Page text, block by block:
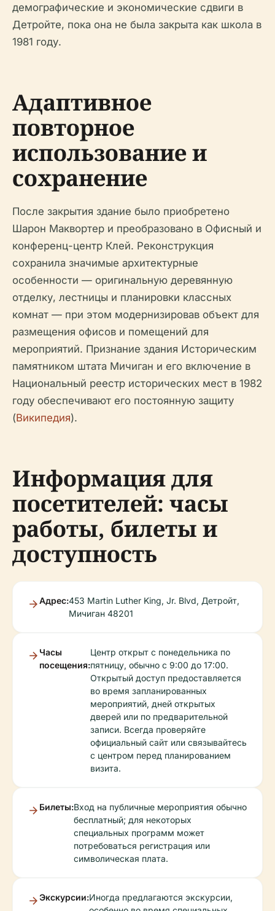
демографические и экономические сдвиги в
Детройте, пока она не была закрыта как школа в
1981 году.
Адаптивное
повторное
использование и
сохранение
После закрытия здание было приобретено
Шарон Маквортер и преобразовано в Офисный и
конференц-центр Клей. Реконструкция
сохранила значимые архитектурные
особенности — оригинальную деревянную
отделку, лестницы и планировки классных
комнат — при этом модернизировав объект для
размещения офисов и помещений для
мероприятий. Признание здания Историческим
памятником штата Мичиган и его включение в
Национальный реестр исторических мест в 1982
году обеспечивают его постоянную защиту
(Википедия).
Информация для
посетителей: часы
работы, билеты и
доступность
Адрес:453 Martin Luther King, Jr. Blvd, Детройт,
Мичиган 48201
Часы
посещения:
Центр открыт с понедельника по
пятницу, обычно с 9:00 до 17:00.
Открытый доступ предоставляется
во время запланированных
мероприятий, дней открытых
дверей или по предварительной
записи. Всегда проверяйте
официальный сайт или связывайтесь
с центром перед планированием
визита.
Билеты:Вход на публичные мероприятия обычно
бесплатный; для некоторых
специальных программ может
потребоваться регистрация или
символическая плата.
Экскурсии:Иногда предлагаются экскурсии,